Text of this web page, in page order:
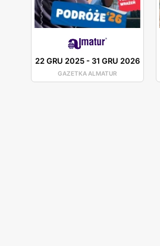
22 GRU 2025- 31 GRU 2026
GAZETKA ALMATUR